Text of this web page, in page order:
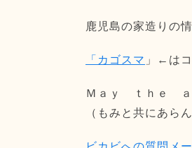
鹿児島の家造りの
「カゴスマ 」←は
Ｍａｙ ｔｈｅ
（もみと共にあら